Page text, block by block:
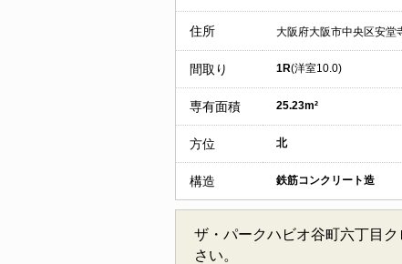
住所 大阪府大阪市中央区安堂
間取り 1R(洋室10.0)
専有面積 25.23m²
方位 北
構造 鉄筋コンクリート造
ザ・パークハビオ谷町六丁目
さい。